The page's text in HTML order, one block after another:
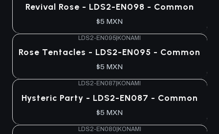
Revival Rose - LDS2-EN098 - Common
$5 MXN
LDS2-EN095 KONAMI
Rose Tentacles - LDS2-EN095 - Common
$5 MXN
LDS2-EN087 KONAMI
Hysteric Party - LDS2-EN087 - Common
$5 MXN
LDS2-EN080|KONAMI